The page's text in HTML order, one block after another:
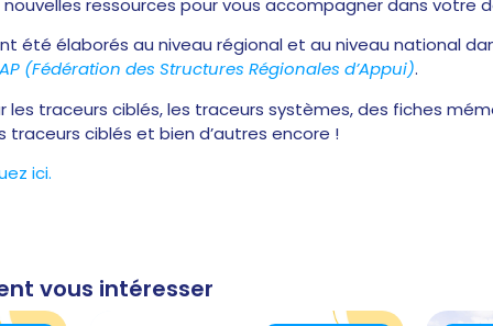
nouvelles ressources pour vous accompagner dans votre
été élaborés au niveau régional et au niveau national
(Fédération des Structures Régionales d’Appui).
les traceurs ciblés, les traceurs systèmes, des fiches
traceurs ciblés et bien d’autres encore !
ici.
vous intéresser